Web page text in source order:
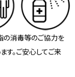
の消毒等のご協力を
す。ご安心してご来